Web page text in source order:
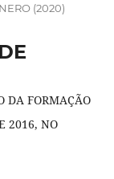
(2020)
DA FORMAÇÃO
2016, NO